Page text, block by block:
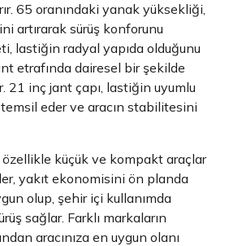
65 oranındaki yanak yüksekliği,
artırarak sürüş konforunu
lastiğin radyal yapıda olduğunu
etrafında dairesel bir şekilde
inç jant çapı, lastiğin uyumlu
eder ve aracın stabilitesini
küçük ve kompakt araçlar
yakıt ekonomisini ön planda
olup, şehir içi kullanımda
sağlar. Farklı markaların
aracınıza en uygun olanı